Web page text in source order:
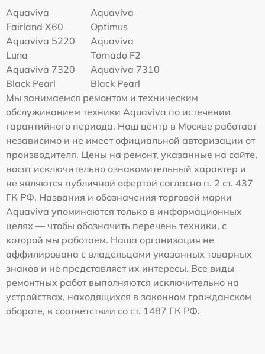
Aquaviva
Fairland X60
Aquaviva
Optimus
Aquaviva 5220
Luna
Aquaviva
Tornado F2
Aquaviva 7320
Black Pearl
Aquaviva 7310
Black Pearl
Мы занимаемся ремонтом и техническим
обслуживанием техники Aquaviva по истечении
гарантийного периода. Наш центр в Москве работает
независимо и не имеет официальной авторизации от
производителя. Цены на ремонт, указанные на сайте,
носят исключительно ознакомительный характер и
не являются публичной офертой согласно п. 2 ст. 437
ГК РФ. Названия и обозначения торговой марки
Aquaviva упоминаются только в информационных
целях — чтобы обозначить перечень техники, с
которой мы работаем. Наша организация не
аффилирована с владельцами указанных товарных
знаков и не представляет их интересы. Все виды
ремонтных работ выполняются исключительно на
устройствах, находящихся в законном гражданском
обороте, в соответствии со ст. 1487 ГК РФ.